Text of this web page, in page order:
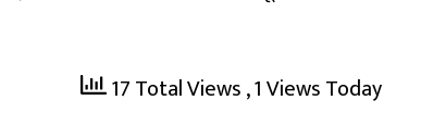
17 Total Views, 1 Views Today